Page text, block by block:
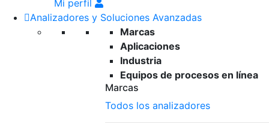
Mi perfil
Analizadores y Soluciones Avanzadas
Marcas
Aplicaciones
Industria
Equipos de procesos en línea
Marcas
Todos los analizadores